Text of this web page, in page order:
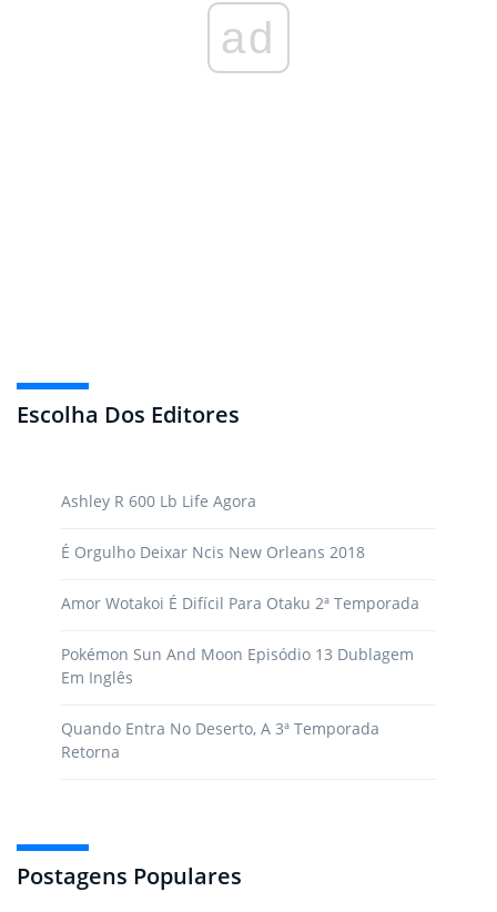
Escolha Dos Editores
Ashley R 600 Lb Life Agora
É Orgulho Deixar Ncis New Orleans 2018
Amor Wotakoi É Difícil Para Otaku 2ª Temporada
Pokémon Sun And Moon Episódio 13 Dublagem
Em Inglês
Quando Entra No Deserto, A 3ª Temporada
Retorna
Postagens Populares
ad